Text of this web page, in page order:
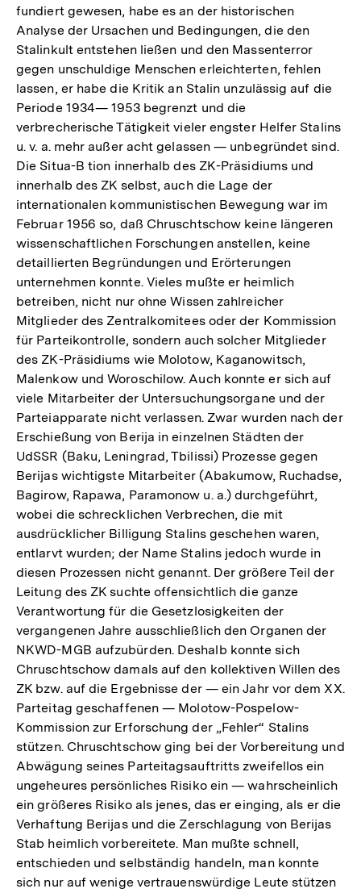
fundiert gewesen, habe es an der historischen
Analyse der Ursachen und Bedingungen, die den
Stalinkult entstehen ließen und den Massenterror
gegen unschuldige Menschen erleichterten, fehlen
lassen, er habe die Kritik an Stalin unzulässig auf die
Periode 1934— 1953 begrenzt und die
verbrecherische Tätigkeit vieler engster Helfer Stalins
u. v. a. mehr außer acht gelassen — unbegründet sind.
Die Situa-B tion innerhalb des ZK-Präsidiums und
innerhalb des ZK selbst, auch die Lage der
internationalen kommunistischen Bewegung war im
Februar 1956 so, daß Chruschtschow keine längeren
wissenschaftlichen Forschungen anstellen, keine
detaillierten Begründungen und Erörterungen
unternehmen konnte. Vieles mußte er heimlich
betreiben, nicht nur ohne Wissen zahlreicher
Mitglieder des Zentralkomitees oder der Kommission
für Parteikontrolle, sondern auch solcher Mitglieder
des ZK-Präsidiums wie Molotow, Kaganowitsch,
Malenkow und Woroschilow. Auch konnte er sich auf
viele Mitarbeiter der Untersuchungsorgane und der
Parteiapparate nicht verlassen. Zwar wurden nach der
Erschießung von Berija in einzelnen Städten der
UdSSR (Baku, Leningrad, Tbilissi) Prozesse gegen
Berijas wichtigste Mitarbeiter (Abakumow, Ruchadse,
Bagirow, Rapawa, Paramonow u. a.) durchgeführt,
wobei die schrecklichen Verbrechen, die mit
ausdrücklicher Billigung Stalins geschehen waren,
entlarvt wurden; der Name Stalins jedoch wurde in
diesen Prozessen nicht genannt. Der größere Teil der
Leitung des ZK suchte offensichtlich die ganze
Verantwortung für die Gesetzlosigkeiten der
vergangenen Jahre ausschließlich den Organen der
NKWD-MGB aufzubürden. Deshalb konnte sich
Chruschtschow damals auf den kollektiven Willen des
ZK bzw. auf die Ergebnisse der — ein Jahr vor dem XX.
Parteitag geschaffenen — Molotow-Pospelow-
Kommission zur Erforschung der „Fehler“ Stalins
stützen. Chruschtschow ging bei der Vorbereitung und
Abwägung seines Parteitagsauftritts zweifellos ein
ungeheures persönliches Risiko ein — wahrscheinlich
ein größeres Risiko als jenes, das er einging, als er die
Verhaftung Berijas und die Zerschlagung von Berijas
Stab heimlich vorbereitete. Man mußte schnell,
entschieden und selbständig handeln, man konnte
sich nur auf wenige vertrauenswürdige Leute stützen